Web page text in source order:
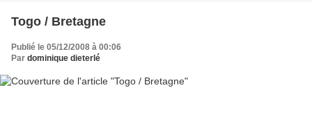
Togo / Bretagne
Publié le 05/12/2008 à 00:06
Par dominique dieterlé